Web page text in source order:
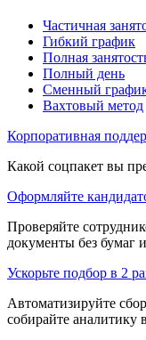
Частичная
Гибкий график
Полная
Полный день
Сменный
Вахтовый метод
Корпоративная
Какой соцпакет вы
Оформляйте
Проверяйте
документы без бумаг
Ускорьте подбор в 2
Автоматизируйте
собирайте аналитику